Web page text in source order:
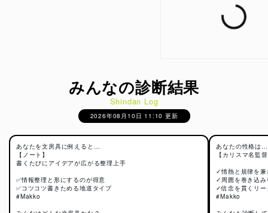
みんなの診断結果
Shindan Log
2026年08月10日 11:10 更新
あなたを文房具に例えると…
【ノート】
書くたびにアイデアが広がる整理上手
✅情報整理と形にするのが得意
✅コツコツ書きためる地道タイプ
#Makko
あなたの性格は…
【カリスマ名監
✓情熱と規律を兼
✓周囲を巻き込み
✓信念を貫くリ
#Makko